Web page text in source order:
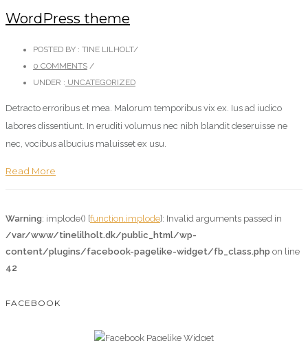
WordPress theme
POSTED BY : TINE LILHOLT/
0 COMMENTS /
UNDER : UNCATEGORIZED
Detracto erroribus et mea. Malorum temporibus vix ex. Ius ad iudico
labores dissentiunt. In eruditi volumus nec nibh blandit deseruisse ne
nec, vocibus albucius maluisset ex usu.
Read More
Warning: implode() [function.implode]: Invalid arguments passed in
/var/www/tinelilholt.dk/public_html/wp-
content/plugins/facebook-pagelike-widget/fb_class.php on line
42
FACEBOOK